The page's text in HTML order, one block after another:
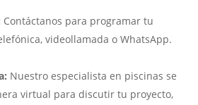
Contáctanos para programar tu
videollamada o WhatsApp.
Nuestro especialista en piscinas se
virtual para discutir tu proyecto,